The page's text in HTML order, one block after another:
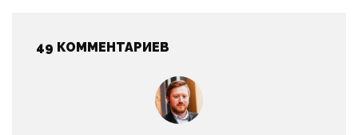
49 КОММЕНТАРИЕВ